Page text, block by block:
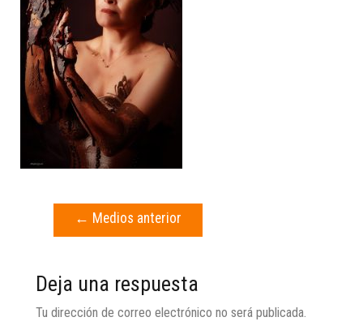
← Medios anterior
Deja una respuesta
Tu dirección de correo electrónico no será publicada.